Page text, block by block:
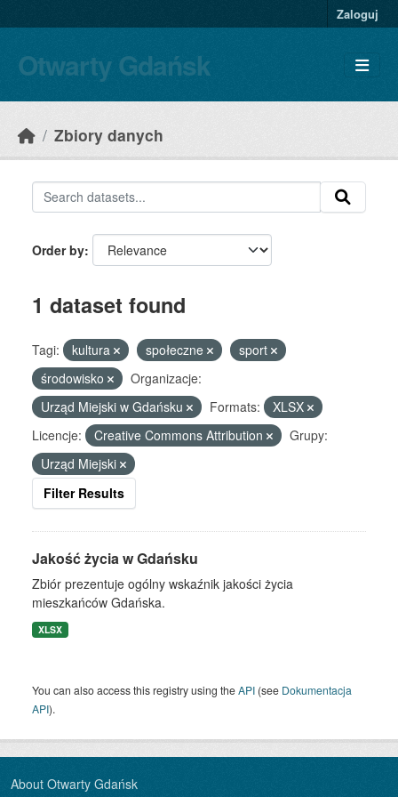
Zaloguj
Otwarty Gdańsk
Zbiory danych
Order by
1 dataset found
Tagi: kultura społeczne
sport
środowisko
Organizacje:
Urząd Miejski w Gdańsku
Formats:
XLSX
Licencje:
Creative Commons Attribution
Grupy:
Urząd Miejski
Filter Results
Jakość życia w Gdańsku
Zbiór prezentuje ogólny wskaźnik jakości życia
mieszkańców Gdańska.
XLSX
You can also access this registry using theAPI (see Dokumentacja
API).
About Otwarty Gdańsk